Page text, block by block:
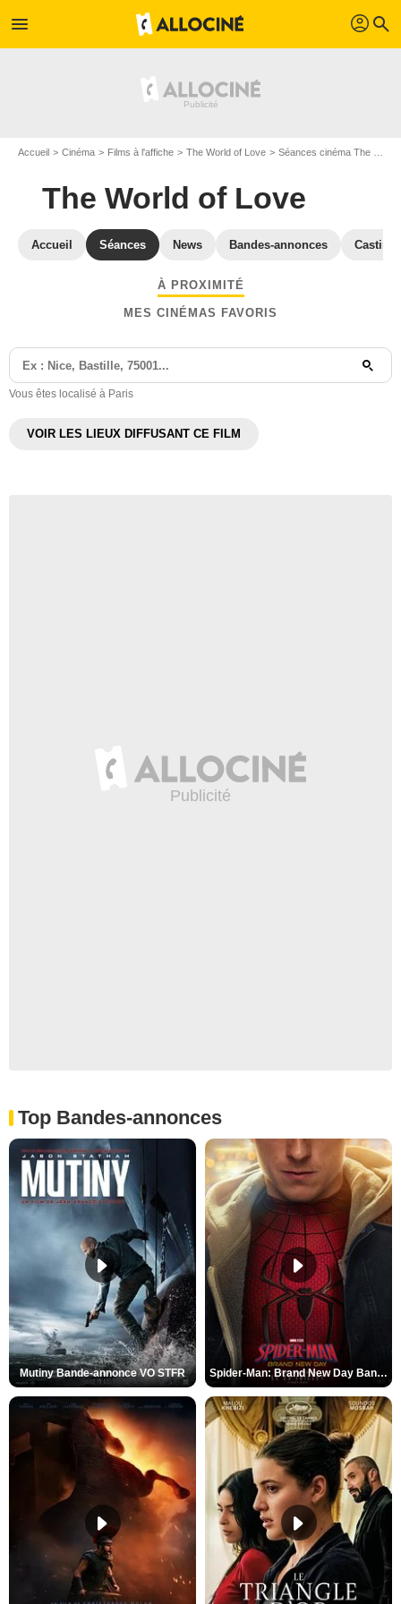
menu profil search
Accueil Cinéma Films à l'affiche The World of Love Séances cinéma The World of Love
The World of Love
Accueil Séances News Bandes-annonces Casting
À PROXIMITÉ
MES CINÉMAS FAVORIS
Vous êtes localisé à Paris
VOIR LES LIEUX DIFFUSANT CE FILM
Top Bandes-annonces
Mutiny Bande-annonce VO STFR Spider-Man: Brand New Day Bande-annonce VO STFR